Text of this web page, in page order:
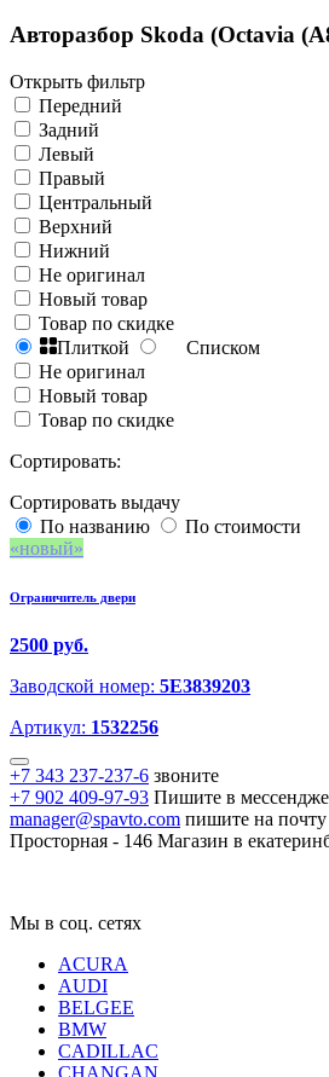
Авторазбор Skoda (Octavia
Открыть фильтр
Передний
Задний
Левый
Правый
Центральный
Верхний
Нижний
Не оригинал
Новый товар
Товар по скидке
Плиткой
Списком
Не оригинал
Новый товар
Товар по скидке
Сортировать:
Сортировать выдачу
По названию
По стоимости
новый
Ограничитель двери
2500 руб.
Заводской номер: 5E3839203
Артикул: 1532256
+7 343 237-237-6 звоните
+7 902 409-97-93 Пишите в
manager@spavto.com пишите на почту
Просторная - 146 Магазин в
Мы в соц. сетях
ACURA
AUDI
BELGEE
BMW
CADILLAC